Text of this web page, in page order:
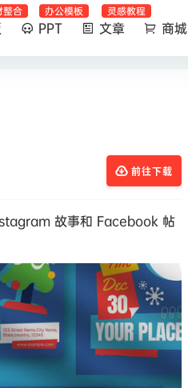
整合
PPT
办公模板
文章
灵感教程
商城
前往下载
故事和 Facebook 帖